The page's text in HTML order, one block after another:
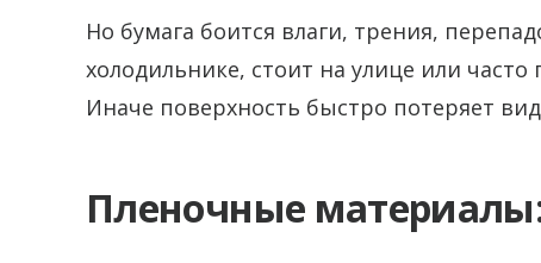
Но бумага боится влаги, трения,
холодильнике, стоит на улице или
Иначе поверхность быстро потеряет
Пленочные